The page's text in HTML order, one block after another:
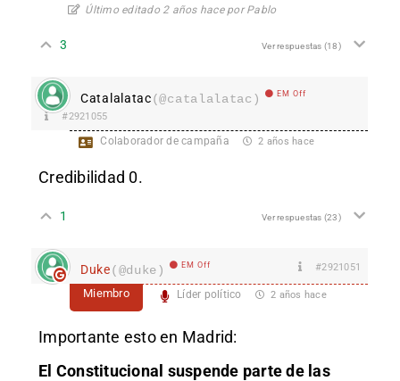
Último editado 2 años hace por Pablo
3 Ver respuestas (18)
Catalalatac(@catalalatac) EM Off
#2921055
Colaborador de campaña 2 años hace
Credibilidad 0.
1 Ver respuestas (23)
Duke(@duke) EM Off #2921051
Miembro Líder político 2 años hace
Importante esto en Madrid:
El Constitucional suspende parte de las